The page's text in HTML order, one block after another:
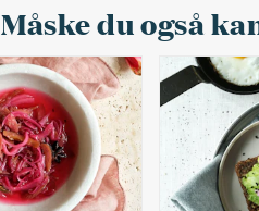
Måske du også